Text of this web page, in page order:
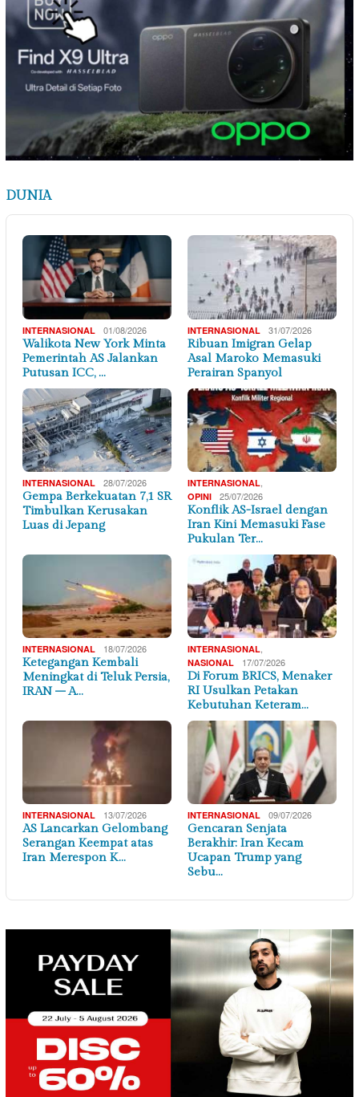
DUNIA
INTERNASIONAL 01/08/2026
Walikota New York Minta
Pemerintah AS Jalankan
Putusan ICC, …
INTERNASIONAL 31/07/2026
Ribuan Imigran Gelap
Asal Maroko Memasuki
Perairan Spanyol
INTERNASIONAL 28/07/2026
Gempa Berkekuatan 7,1 SR
Timbulkan Kerusakan
Luas di Jepang
INTERNASIONAL
OPINI 25/07/2026
Konflik AS-Israel dengan
Iran Kini Memasuki Fase
Pukulan Ter…
INTERNASIONAL 18/07/2026
Ketegangan Kembali
Meningkat di Teluk Persia,
IRAN – A…
INTERNASIONAL
NASIONAL 17/07/2026
Di Forum BRICS, Menaker
RI Usulkan Petakan
Kebutuhan Keteram…
INTERNASIONAL 13/07/2026
AS Lancarkan Gelombang
Serangan Keempat atas
Iran Merespon K…
INTERNASIONAL 09/07/2026
Gencaran Senjata
Berakhir: Iran Kecam
Ucapan Trump yang
Sebu…